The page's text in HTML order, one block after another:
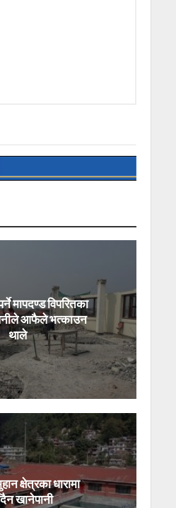
मापदण्ड विपरितका
आफैले भत्काउन
थाले
क्षेत्रका धारामा
खानेपानी